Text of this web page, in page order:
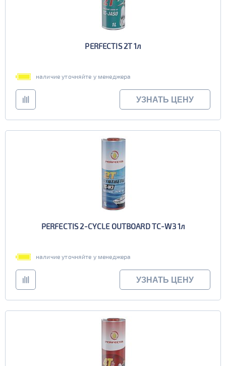
PERFECTIS 2T 1л
наличие уточняйте у менеджера
УЗНАТЬ ЦЕНУ
PERFECTIS 2-CYCLE OUTBOARD TC-W3 1л
наличие уточняйте у менеджера
УЗНАТЬ ЦЕНУ